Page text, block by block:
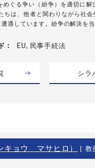
ぐる争い（紛争）を適切に解
は、他者と関わりながら社会
遇しています。紛争の解決を
EU, 民事手続法
シラ
ョウ マサヒロ） [ 教